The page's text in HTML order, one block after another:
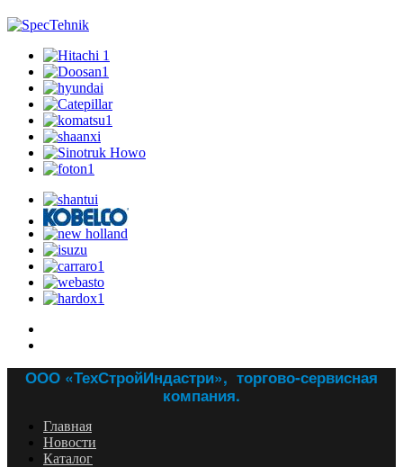
ООО «ТехСтройИндастри», торгово-сервисная
компания.
Главная
Новости
Каталог